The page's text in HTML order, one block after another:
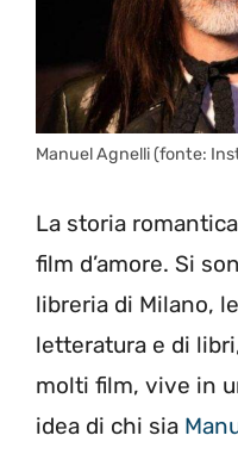
Manuel Agnelli (fonte:
La storia
film d’amore. Si
libreria di Milano,
letteratura e di
molti film, vive in
idea di chi sia